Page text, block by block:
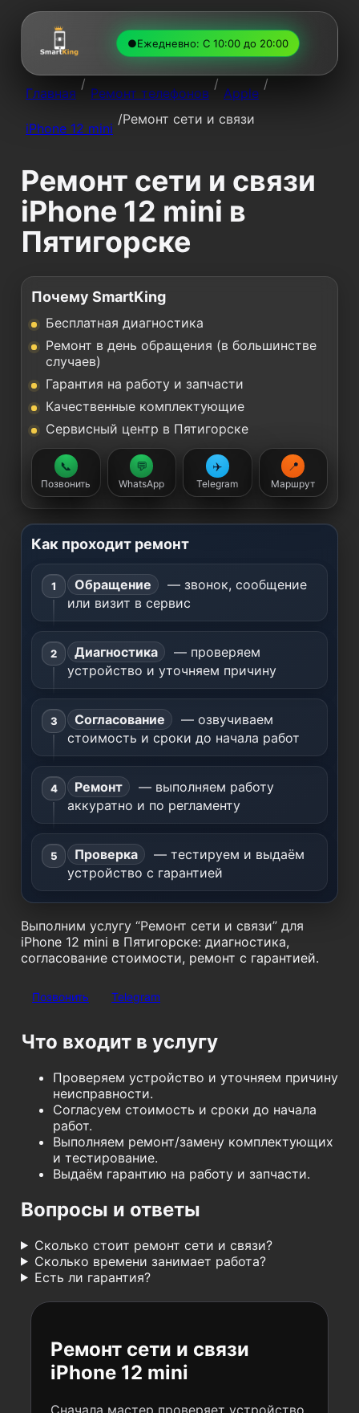
●Ежедневно: С 10:00 до 20:00
Главная
/
Ремонт телефонов
/
Apple
/
iPhone 12 mini
/Ремонт сети и связи
Ремонт сети и связи
iPhone 12 mini в
Пятигорске
Почему SmartKing
Бесплатная диагностика
Ремонт в день обращения (в большинстве
случаев)
Гарантия на работу и запчасти
Качественные комплектующие
Сервисный центр в Пятигорске
📞
Позвонить
💬
WhatsApp
✈️
Telegram
📍
Маршрут
Как проходит ремонт
Обращение
— звонок, сообщение
или визит в сервис
Диагностика
— проверяем
устройство и уточняем причину
Согласование
— озвучиваем
стоимость и сроки до начала работ
Ремонт
— выполняем работу
аккуратно и по регламенту
Проверка
— тестируем и выдаём
устройство с гарантией
Выполним услугу “Ремонт сети и связи” для
iPhone 12 mini в Пятигорске: диагностика,
согласование стоимости, ремонт с гарантией.
Позвонить Telegram
Что входит в услугу
Проверяем устройство и уточняем причину
неисправности.
Согласуем стоимость и сроки до начала
работ.
Выполняем ремонт/замену комплектующих
и тестирование.
Выдаём гарантию на работу и запчасти.
Вопросы и ответы
Сколько стоит ремонт сети и связи?
Сколько времени занимает работа?
Есть ли гарантия?
Ремонт сети и связи
iPhone 12 mini